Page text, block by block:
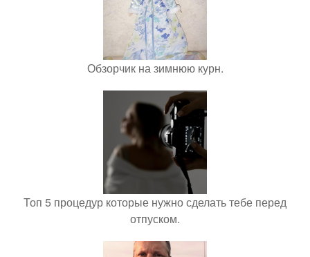
Обзорчик на зимнюю курн.
Топ 5 процедур которые нужно сделать тебе перед
отпуском.